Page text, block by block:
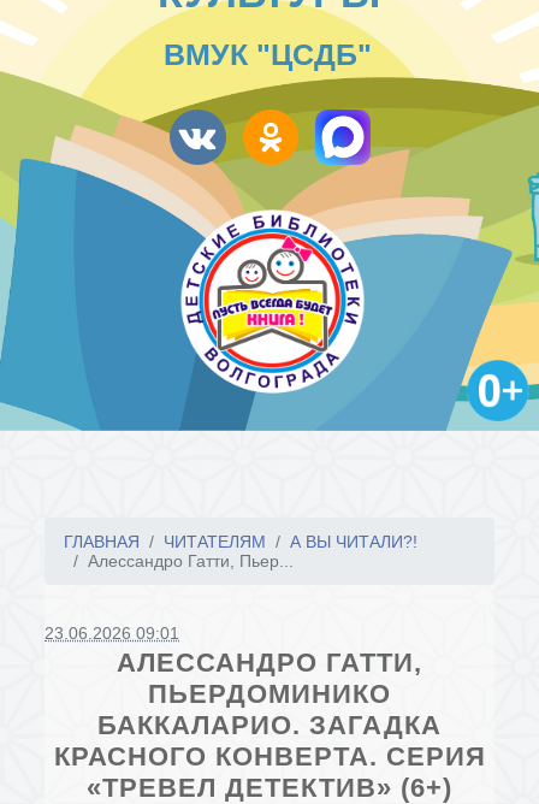
ГЛАВНАЯ ЧИТАТЕЛЯМ
А ВЫ ЧИТАЛИ?!
Алессандро Гатти, Пьер...
23.06.2026 09:01
АЛЕССАНДРО ГАТТИ,
ПЬЕРДОМИНИКО
БАККАЛАРИО. ЗАГАДКА
КРАСНОГО КОНВЕРТА. СЕРИЯ
«ТРЕВЕЛ ДЕТЕКТИВ» (6+)